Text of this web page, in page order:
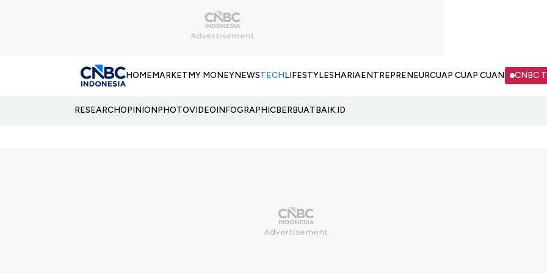
HOMEMARKETMY MONEYNEWSTECHLIFESTYLESHARIAENTREPRENEURCUAP CUAP CUAN CNBC
RESEARCHOPINIONPHOTOVIDEOINFOGRAPHICBERBUATBAIK.ID